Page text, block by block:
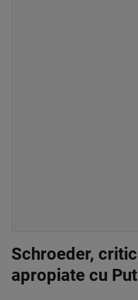
Schroeder,
apropiate cu